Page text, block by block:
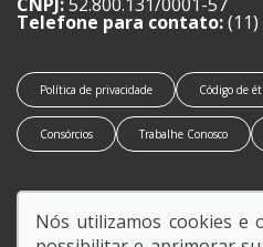
Telefone para contato:
Política de privacidade Código de
Consórcios Trabalhe Conosco
Nós utilizamos cookies e